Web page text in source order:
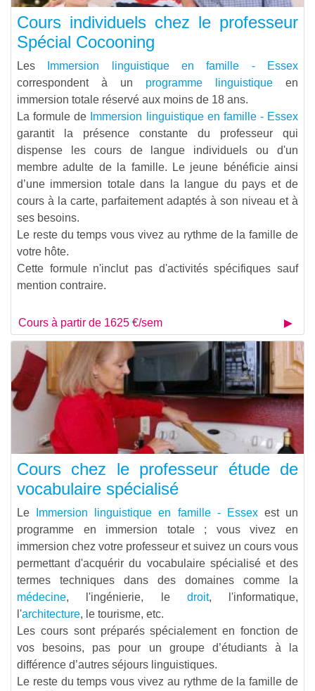
Cours individuels chez le professeur
Spécial Cocooning
Les
Immersion linguistique en famille - Essex
correspondent à un programme linguistique en
immersion totale réservé aux moins de 18 ans.
La formule de Immersion linguistique en famille - Essex
garantit la présence constante du professeur qui
dispense les cours de langue individuels ou d'un
membre adulte de la famille. Le jeune bénéficie ainsi
d’une immersion totale dans la langue du pays et de
cours à la carte, parfaitement adaptés à son niveau et à
ses besoins.
Le reste du temps vous vivez au rythme de la famille de
votre hôte.
Cette formule n'inclut pas d'activités spécifiques sauf
mention contraire.
Cours à partir de 1625 €/sem
Cours chez le professeur étude de
vocabulaire spécialisé
Le Immersion linguistique en famille - Essexest un
programme en immersion totale ; vous vivez en
immersion chez votre professeur et suivez un cours vous
permettant d'acquérir du vocabulaire spécialisé et des
termes techniques dans des domaines comme la
médecine, l'ingénierie, le droit, l'informatique,
l'architecture, le tourisme, etc.
Les cours sont préparés spécialement en fonction de
vos besoins, pas pour un groupe d’étudiants à la
différence d’autres séjours linguistiques.
Le reste du temps vous vivez au rythme de la famille de